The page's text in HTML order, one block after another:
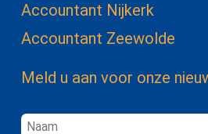
Accountant Nijkerk
Accountant Zeewolde
Meld u aan voor onze